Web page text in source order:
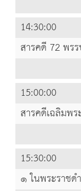
14:30:00
สารคดี 72 พร
15:00:00
สารคดีเฉลิมพร
15:30:00
๑ ในพระราชด